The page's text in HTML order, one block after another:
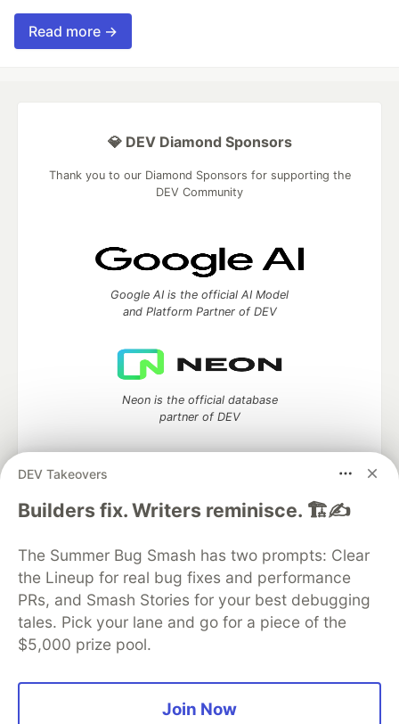
Read more →
DEV Takeovers
Builders fix. Writers reminisce. 🏗️✍️
The Summer Bug Smash has two prompts: Clear
the Lineup for real bug fixes and performance
PRs, and Smash Stories for your best debugging
tales. Pick your lane and go for a piece of the
$5,000 prize pool.
Join Now
💎 DEV Diamond Sponsors
Thank you to our Diamond Sponsors for supporting the
DEV Community
Google AI is the official AI Model
and Platform Partner of DEV
Neon is the official database
partner of DEV
Algolia is the official search partner
of DEV
DEV Community— A space to discuss and keep up software
development and manage your software career
Home
DEV Challenges
Organization Accounts
DEV Showcase About
Contact
Free Postgres Database
Privacy Policy